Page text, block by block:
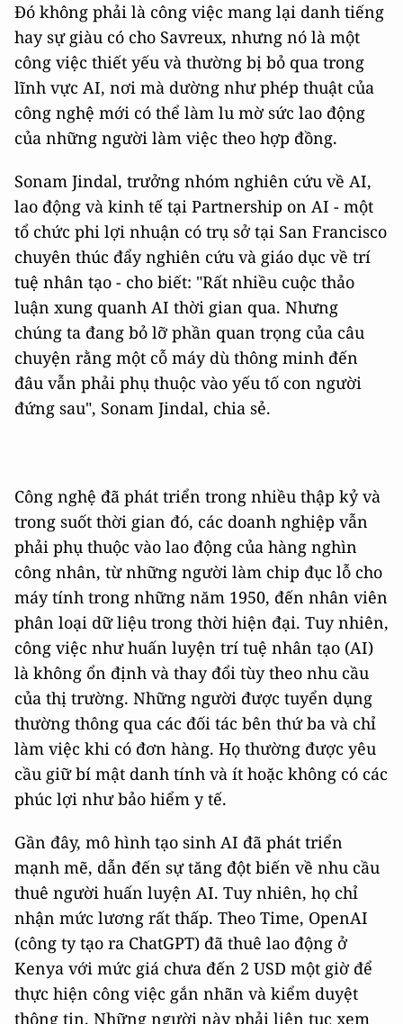
Đó không phải là công việc mang lại danh tiếng
hay sự giàu có cho Savreux, nhưng nó là một
công việc thiết yếu và thường bị bỏ qua trong
lĩnh vực AI, nơi mà dường như phép thuật của
công nghệ mới có thể làm lu mờ sức lao động
của những người làm việc theo hợp đồng.
Sonam Jindal, trưởng nhóm nghiên cứu về AI,
lao động và kinh tế tại Partnership on AI - một
tổ chức phi lợi nhuận có trụ sở tại San Francisco
chuyên thúc đẩy nghiên cứu và giáo dục về trí
tuệ nhân tạo - cho biết: "Rất nhiều cuộc thảo
luận xung quanh AI thời gian qua. Nhưng
chúng ta đang bỏ lỡ phần quan trọng của câu
chuyện rằng một cỗ máy dù thông minh đến
đâu vẫn phải phụ thuộc vào yếu tố con người
đứng sau", Sonam Jindal, chia sẻ.
Công nghệ đã phát triển trong nhiều thập kỷ và
trong suốt thời gian đó, các doanh nghiệp vẫn
phải phụ thuộc vào lao động của hàng nghìn
công nhân, từ những người làm chip đục lỗ cho
máy tính trong những năm 1950, đến nhân viên
phân loại dữ liệu trong thời hiện đại. Tuy nhiên,
công việc như huấn luyện trí tuệ nhân tạo (AI)
là không ổn định và thay đổi tùy theo nhu cầu
của thị trường. Những người được tuyển dụng
thường thông qua các đối tác bên thứ ba và chỉ
làm việc khi có đơn hàng. Họ thường được yêu
cầu giữ bí mật danh tính và ít hoặc không có các
phúc lợi như bảo hiểm y tế.
Gần đây, mô hình tạo sinh AI đã phát triển
mạnh mẽ, dẫn đến sự tăng đột biến về nhu cầu
thuê người huấn luyện AI. Tuy nhiên, họ chỉ
nhận mức lương rất thấp. Theo Time, OpenAI
(công ty tạo ra ChatGPT) đã thuê lao động ở
Kenya với mức giá chưa đến 2 USD một giờ để
thực hiện công việc gắn nhãn và kiểm duyệt
thông tin. Những người này phải liên tục xem